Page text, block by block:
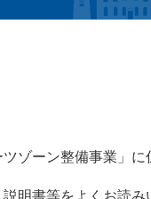
ゾーン整備事業」
明書等をよくお読み